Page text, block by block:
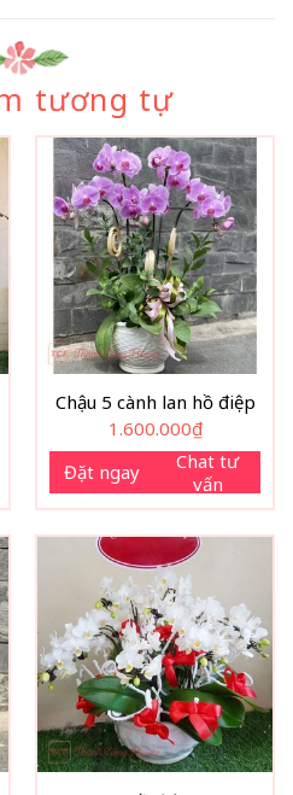
tương tự
Chậu 5 cành lan hồ điệp
1.600.000₫
Đặt ngay
Chat tư
vấn